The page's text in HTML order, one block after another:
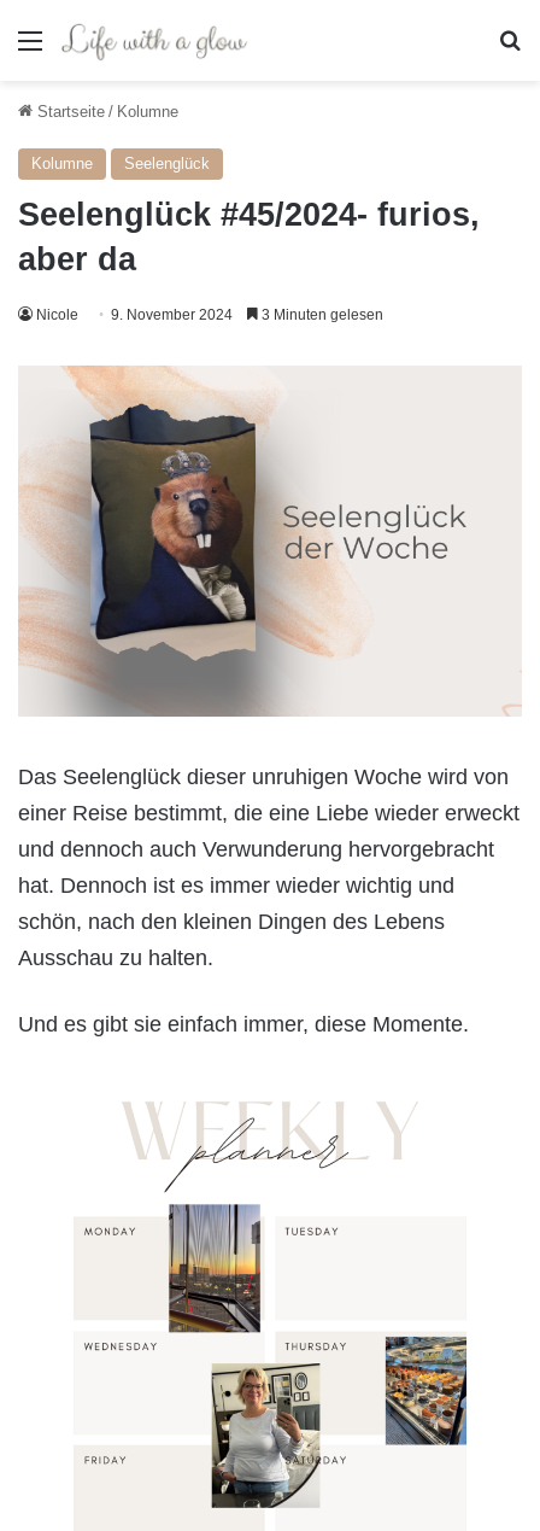
Menü
Startseite / Kolumne
Kolumne Seelenglück
Seelenglück #45/2024- furios,
aber da
Nicole 9. November 2024 3 Minuten gelesen
Das Seelenglück dieser unruhigen Woche wird von
einer Reise bestimmt, die eine Liebe wieder erweckt
und dennoch auch Verwunderung hervorgebracht
hat. Dennoch ist es immer wieder wichtig und
schön, nach den kleinen Dingen des Lebens
Ausschau zu halten.
Und es gibt sie einfach immer, diese Momente.